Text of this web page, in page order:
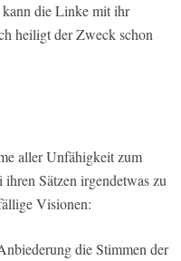
kann die Linke mit ihr
heiligt der Zweck schon
aller Unfähigkeit zum
Sätzen irgendetwas zu
Visionen:
die Stimmen der